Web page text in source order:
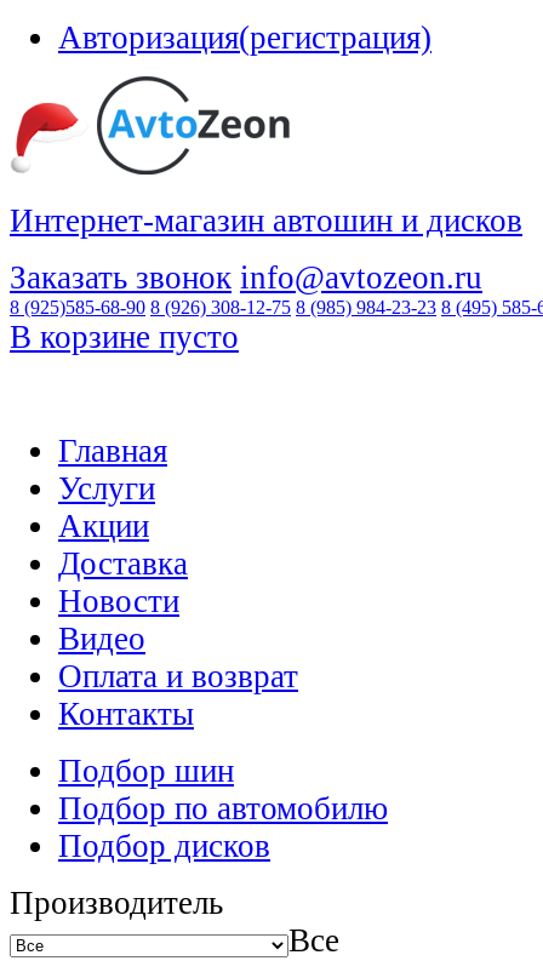
Авторизация(регистрация)
Интернет-магазин автошин и дисков
Заказать звонок info@avtozeon.ru
8 (925)585-68-90 8 (926) 308-12-75 8 (985) 984-23-23 8 (495) 585-
В корзине пусто
Главная
Услуги
Акции
Доставка
Новости
Видео
Оплата и возврат
Контакты
Подбор шин
Подбор по автомобилю
Подбор дисков
Производитель
Все